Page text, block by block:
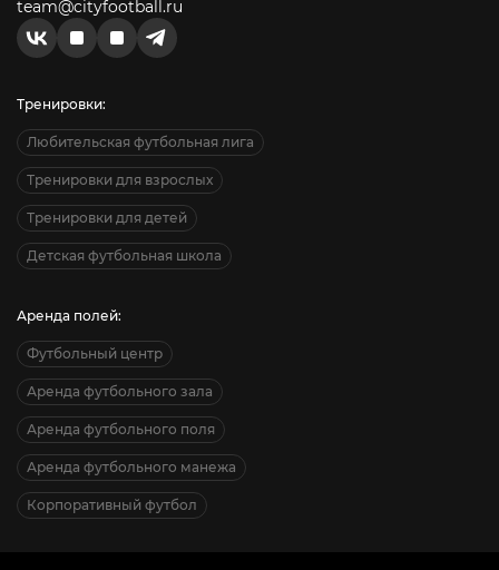
team@cityfootball.ru
Тренировки:
Любительская футбольная лига
Тренировки для взрослых
Тренировки для детей
Детская футбольная школа
Аренда полей:
Футбольный центр
Аренда футбольного зала
Аренда футбольного поля
Аренда футбольного манежа
Корпоративный футбол